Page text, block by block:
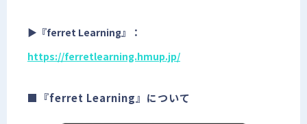
▶︎『ferret Learning』：
https://ferretlearning.hmup.jp/
■『ferret Learning』について